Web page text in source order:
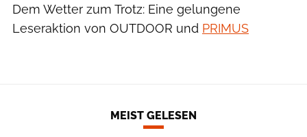
Dem Wetter zum Trotz: Eine gelungene
Leseraktion von OUTDOOR und PRIMUS
MEIST GELESEN